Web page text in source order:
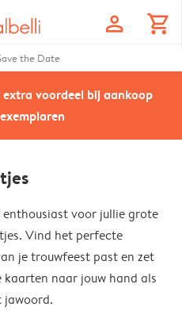
profile shopping_cart
the Date
voordeel bij aankoop
voor jullie grote
Vind het perfecte
je trouwfeest past en zet
naar jouw hand als
jawoord.